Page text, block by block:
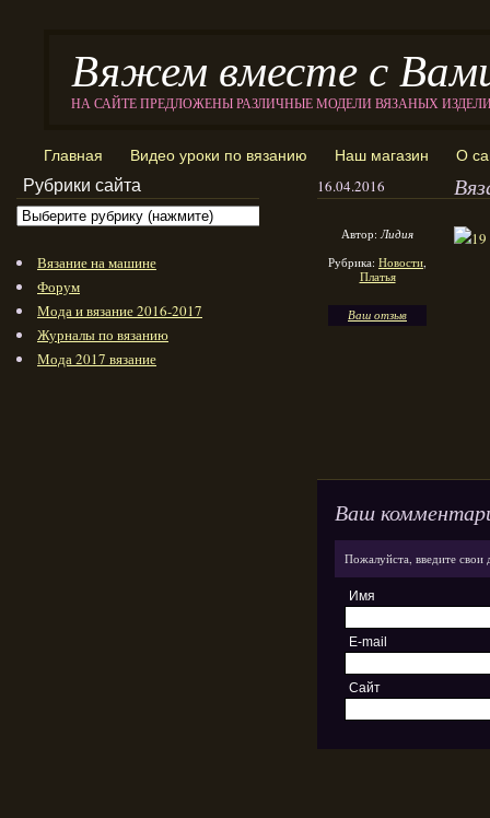
Вяжем вместе с
НА САЙТЕ ПРЕДЛОЖЕНЫ РАЗЛИЧНЫЕ МОДЕЛИ ВЯЗАНЫХ
Главная Видео уроки по вязанию Наш магазин О
16.04.2016
Автор:Лидия
Рубрика: Новости,
Платья
Ваш отзыв
Ваш
Пожалуйста, введите
Имя
E-mail
Сайт
Рубрики сайта
Вязание на машине
Форум
Мода и вязание 2016-2017
Журналы по вязанию
Мода 2017 вязание